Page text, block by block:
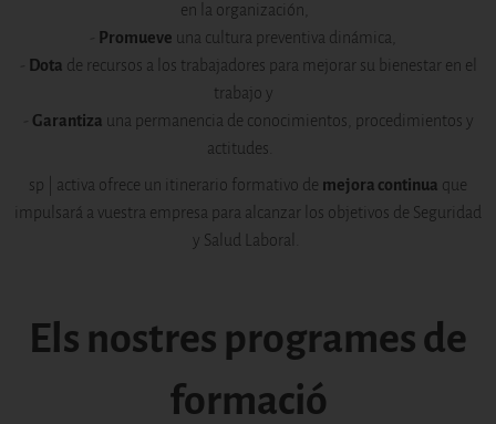
en la organización,
Promueve una cultura preventiva dinámica,
Dota de recursos a los trabajadores para mejorar su bienestar en el
trabajo y
Garantiza una permanencia de conocimientos, procedimientos y
actitudes.
sp | activa ofrece un itinerario formativo de mejora continua que
impulsará a vuestra empresa para alcanzar los objetivos de Seguridad
y Salud Laboral.
Els nostres programes de
formació